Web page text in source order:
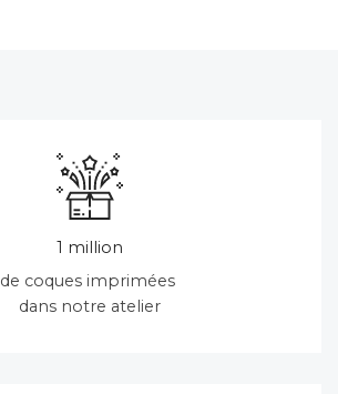
1 million
de coques imprimées
dans notre atelier